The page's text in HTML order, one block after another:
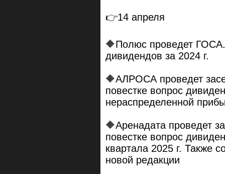
👉14 апреля
🔶Полюс проведет
дивидендов за 2024 г.
🔶АЛРОСА проведет
повестке вопрос
нераспределенной
🔶Аренадата проведет
повестке вопрос
квартала 2025 г. Также
новой редакции